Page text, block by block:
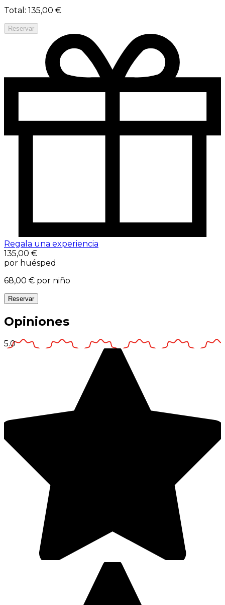
Total : 135,00 €
Reservar
Regala una experiencia
135,00 €
por huésped
68,00 € por niño
Reservar
Opiniones
5.0